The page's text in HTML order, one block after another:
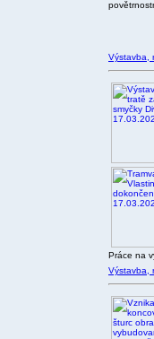
Výstavba,
Práce na
Výstavba,